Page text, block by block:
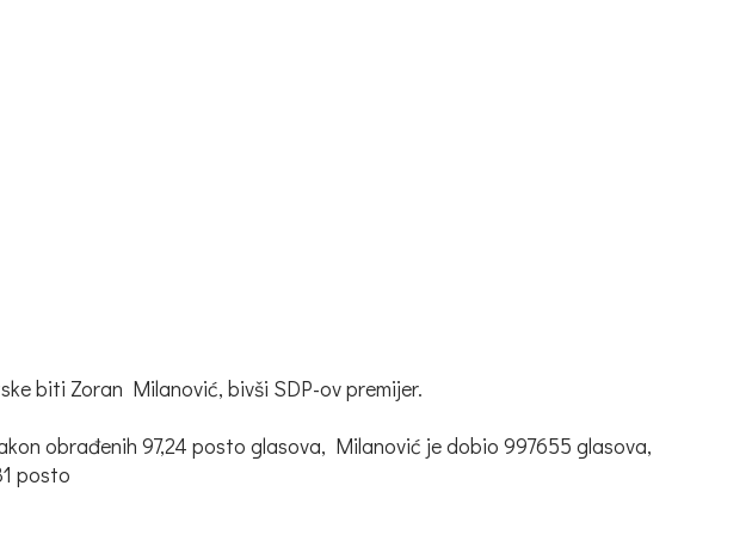
biti Zoran Milanović, bivši SDP-ov premijer.
obrađenih 97,24 posto glasova, Milanović je dobio 997655 glasova,
posto